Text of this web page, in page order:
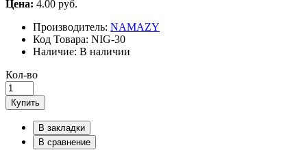
Цена: 4.00 руб.
Производитель: NAMAZY
Код Товара: NIG-30
Наличие: В наличии
Кол-во
Купить
В закладки
В сравнение